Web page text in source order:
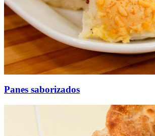
Panes saborizados